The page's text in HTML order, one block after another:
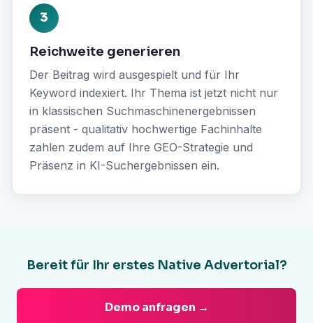
3
Reichweite generieren
Der Beitrag wird ausgespielt und für Ihr
Keyword indexiert. Ihr Thema ist jetzt nicht nur
in klassischen Suchmaschinenergebnissen
präsent - qualitativ hochwertige Fachinhalte
zahlen zudem auf Ihre GEO-Strategie und
Präsenz in KI-Suchergebnissen ein.
Bereit für Ihr erstes Native Advertorial?
Demo anfragen →